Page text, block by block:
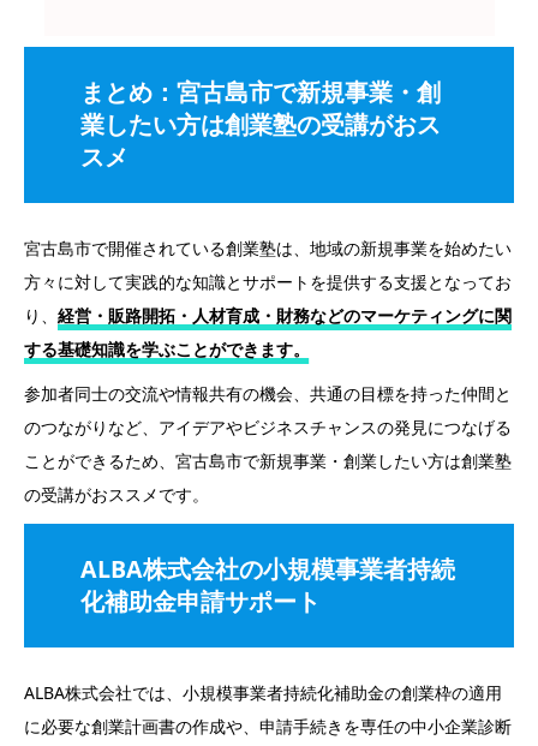
まとめ：宮古島市で新規事業・創
業したい方は創業塾の受講がおス
スメ
宮古島市で開催されている創業塾は、地域の新規事業を始めたい
方々に対して実践的な知識とサポートを提供する支援となってお
り、 経営・販路開拓・人材育成・財務などのマーケティングに関
する基礎知識を学ぶことができます。
参加者同士の交流や情報共有の機会、共通の目標を持った仲間と
のつながりなど、アイデアやビジネスチャンスの発見につなげる
ことができるため、宮古島市で新規事業・創業したい方は創業塾
の受講がおススメです。
ALBA株式会社の小規模事業者持続
化補助金申請サポート
ALBA株式会社では、小規模事業者持続化補助金の創業枠の適用
に必要な創業計画書の作成や、申請手続きを専任の中小企業診断